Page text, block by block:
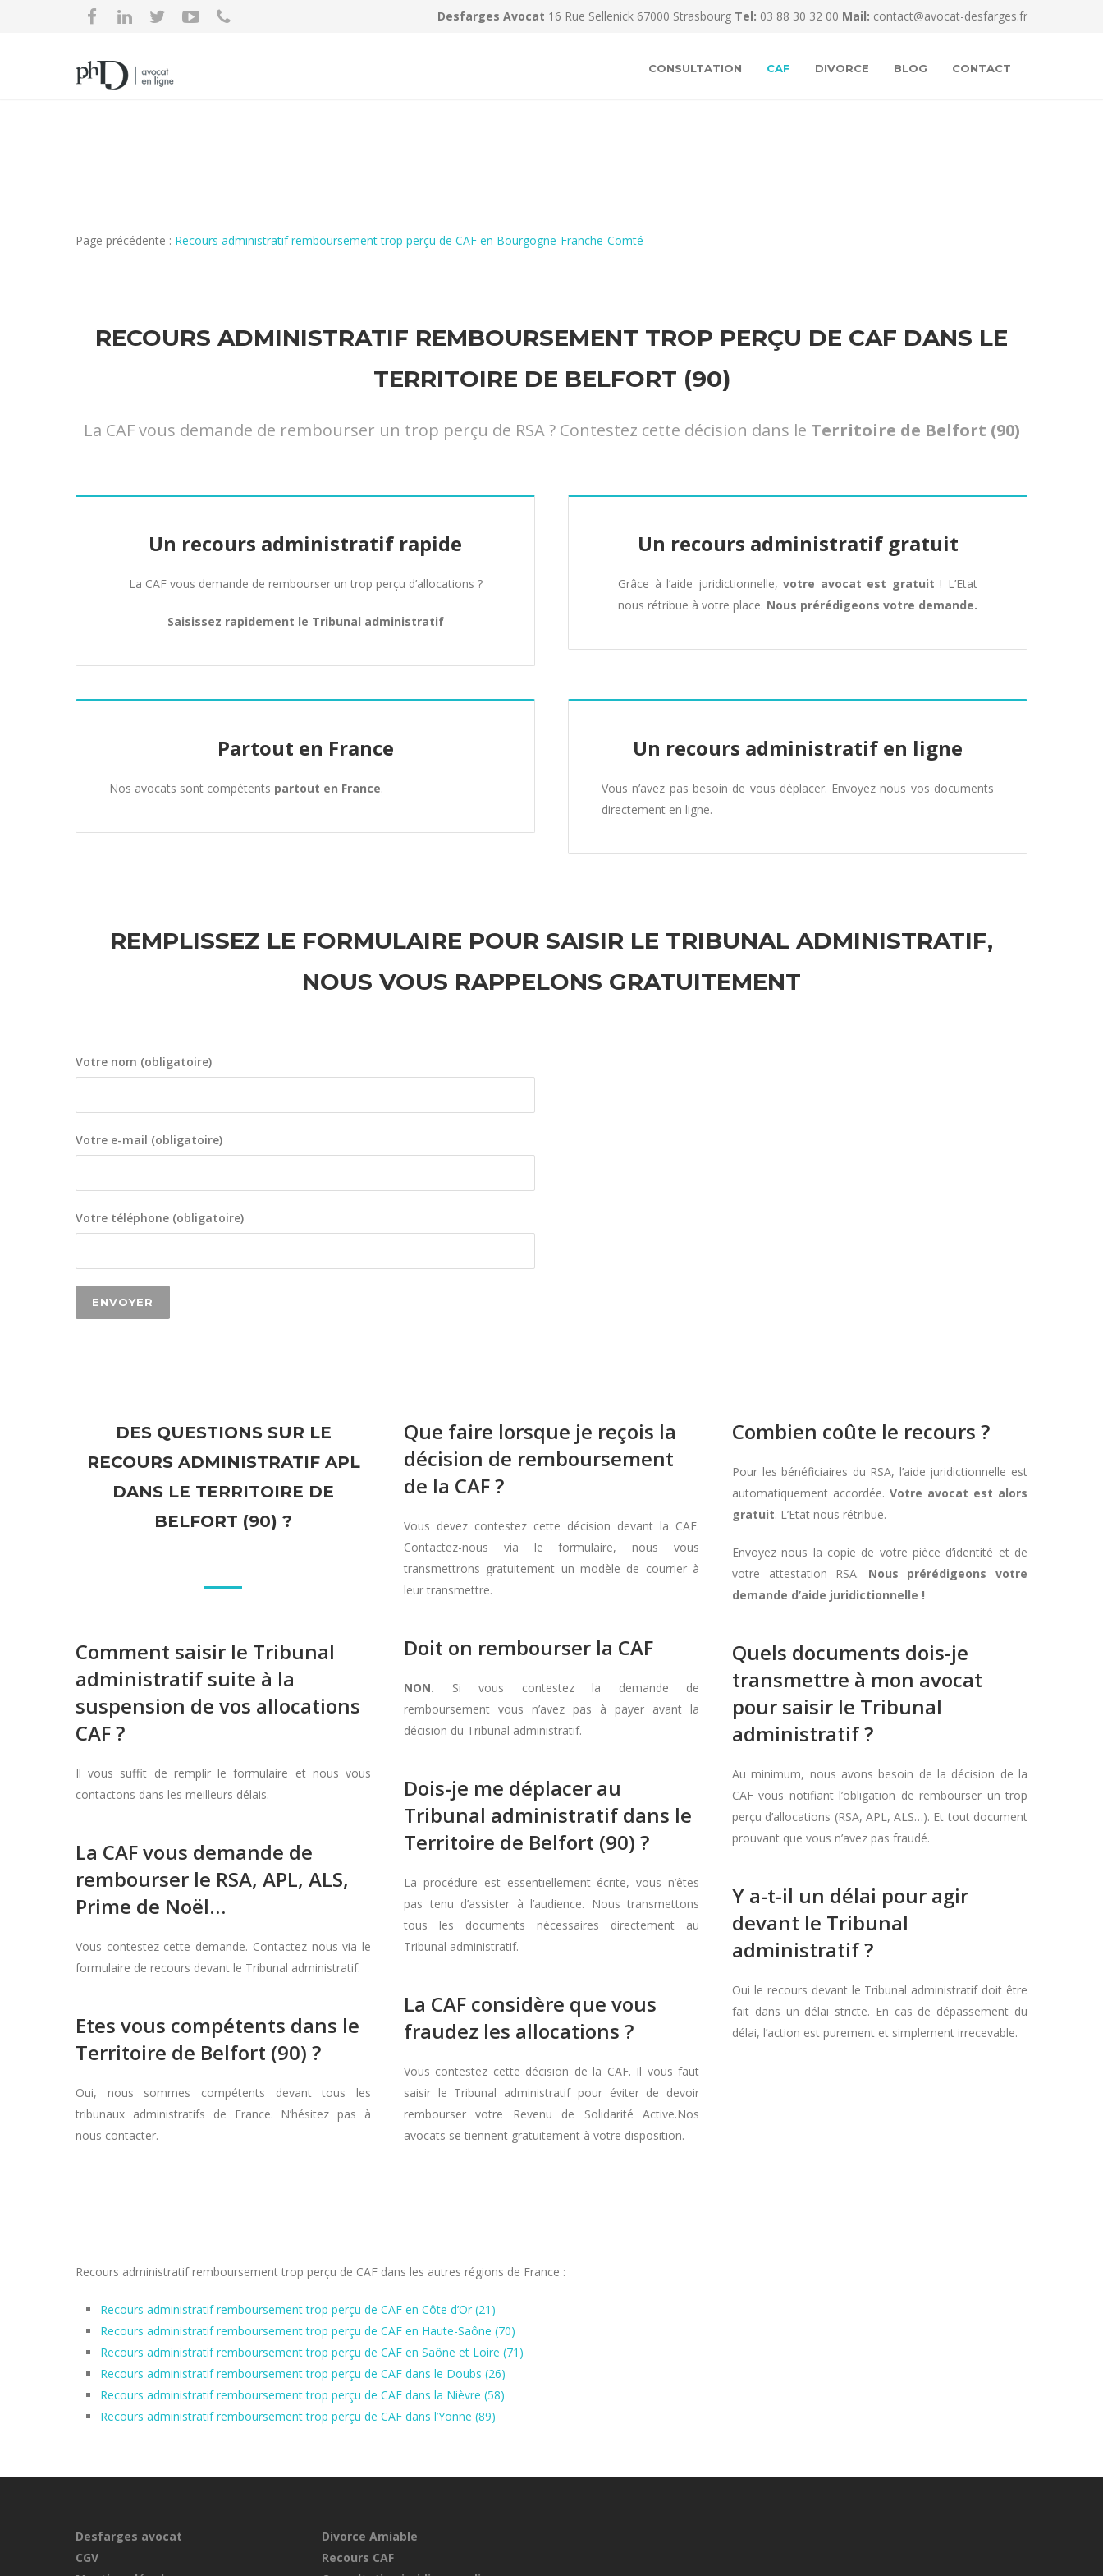
Desfarges Avocat 16 Rue Sellenick 67000 Strasbourg Tel: 03 88 30 32 00 Mail: contact@avocat-desfarges.fr
CONSULTATION CAF DIVORCE BLOG CONTACT
Page précédente : Recours administratif remboursement trop perçu de CAF en Bourgogne-Franche-Comté
RECOURS ADMINISTRATIF REMBOURSEMENT TROP PERÇU DE CAF DANS LE
TERRITOIRE DE BELFORT (90)
La CAF vous demande de rembourser un trop perçu de RSA ? Contestez cette décision dans le Territoire de Belfort (90)
Un recours administratif rapide
La CAF vous demande de rembourser un trop perçu d’allocations ?
Saisissez rapidement le Tribunal administratif
Un recours administratif gratuit
Grâce à l’aide juridictionnelle,votre avocat est gratuit ! L’Etat
nous rétribue à votre place. Nous prérédigeons votre demande.
Partout en France
Nos avocats sont compétents partout en France.
Un recours administratif en ligne
Vous n’avez pas besoin de vous déplacer. Envoyez nous vos documents
directement en ligne.
REMPLISSEZ LE FORMULAIRE POUR SAISIR LE TRIBUNAL ADMINISTRATIF,
NOUS VOUS RAPPELONS GRATUITEMENT
Votre nom (obligatoire)
Votre e-mail (obligatoire)
Votre téléphone (obligatoire)
DES QUESTIONS SUR LE
RECOURS ADMINISTRATIF APL
DANS LE TERRITOIRE DE
BELFORT (90) ?
Comment saisir le Tribunal
administratif suite à la
suspension de vos allocations
CAF ?
Il vous suffit de remplir le formulaire et nous vous
contactons dans les meilleurs délais.
La CAF vous demande de
rembourser le RSA, APL, ALS,
Prime de Noël…
Vous contestez cette demande. Contactez nous via le
formulaire de recours devant le Tribunal administratif.
Etes vous compétents dans le
Territoire de Belfort (90) ?
Oui, nous sommes compétents devant tous les
tribunaux administratifs de France. N’hésitez pas à
nous contacter.
Que faire lorsque je reçois la
décision de remboursement
de la CAF ?
Vous devez contestez cette décision devant la CAF.
Contactez-nous via le formulaire, nous vous
transmettrons gratuitement un modèle de courrier à
leur transmettre.
Doit on rembourser la CAF
NON. Si vous contestez la demande de
remboursement vous n’avez pas à payer avant la
décision du Tribunal administratif.
Dois-je me déplacer au
Tribunal administratif dans le
Territoire de Belfort (90) ?
La procédure est essentiellement écrite, vous n’êtes
pas tenu d’assister à l’audience. Nous transmettons
tous les documents nécessaires directement au
Tribunal administratif.
La CAF considère que vous
fraudez les allocations ?
Vous contestez cette décision de la CAF. Il vous faut
saisir le Tribunal administratif pour éviter de devoir
rembourser votre Revenu de Solidarité Active.Nos
avocats se tiennent gratuitement à votre disposition.
Combien coûte le recours ?
Pour les bénéficiaires du RSA, l’aide juridictionnelle est
automatiquement accordée. Votre avocat est alors
gratuit. L’Etat nous rétribue.
Envoyez nous la copie de votre pièce d’identité et de
votre attestation RSA. Nous prérédigeons votre
demande d’aide juridictionnelle !
Quels documents dois-je
transmettre à mon avocat
pour saisir le Tribunal
administratif ?
Au minimum, nous avons besoin de la décision de la
CAF vous notifiant l’obligation de rembourser un trop
perçu d’allocations (RSA, APL, ALS…). Et tout document
prouvant que vous n’avez pas fraudé.
Y a-t-il un délai pour agir
devant le Tribunal
administratif ?
Oui le recours devant le Tribunal administratif doit être
fait dans un délai stricte. En cas de dépassement du
délai, l’action est purement et simplement irrecevable.
Recours administratif remboursement trop perçu de CAF dans les autres régions de France :
Recours administratif remboursement trop perçu de CAF en Côte d’Or (21)
Recours administratif remboursement trop perçu de CAF en Haute-Saône (70)
Recours administratif remboursement trop perçu de CAF en Saône et Loire (71)
Recours administratif remboursement trop perçu de CAF dans le Doubs (26)
Recours administratif remboursement trop perçu de CAF dans la Nièvre (58)
Recours administratif remboursement trop perçu de CAF dans l’Yonne (89)
Desfarges avocat
CGV
Divorce Amiable
Recours CAF